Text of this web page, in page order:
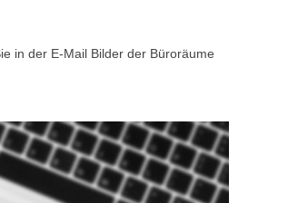
in der E-Mail Bilder der Büroräume